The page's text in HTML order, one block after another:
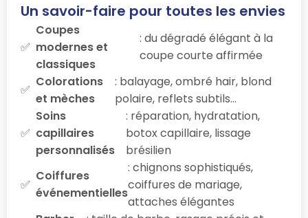
Un savoir-faire pour toutes les envies
Coupes
modernes et
classiques
: du dégradé élégant à la
coupe courte affirmée
Colorations
et mèches
: balayage, ombré hair, blond
polaire, reflets subtils…
Soins
capillaires
personnalisés
: réparation, hydratation,
botox capillaire, lissage
brésilien
Coiffures
événementielles
: chignons sophistiqués,
coiffures de mariage,
attaches élégantes